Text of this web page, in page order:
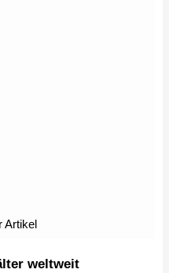
Artikel
weltweit